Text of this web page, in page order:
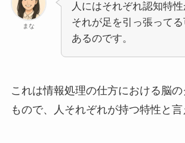
まな
人にはそれぞれ認知特性
それが足を引っ張って
あるのです。
これは情報処理の仕方における脳
もので、人それぞれが持つ特性と言